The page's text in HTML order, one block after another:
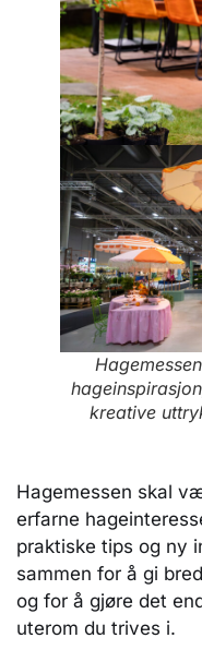
kreative
Hagemessen skal
erfarne
praktiske tips og ny
sammen for å gi
og for å gjøre det
uterom du trives i.